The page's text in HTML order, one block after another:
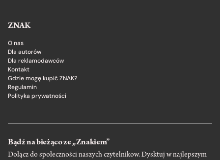
ZNAK
O nas
Dla autorów
Dla reklamodawców
Kontakt
Gdzie mogę kupić ZNAK?
Regulamin
Polityka prywatności
Bądź na bieżąco ze „Znakiem”
Dołącz do społeczności naszych czytelnikow. Dysktuj w najlepszym